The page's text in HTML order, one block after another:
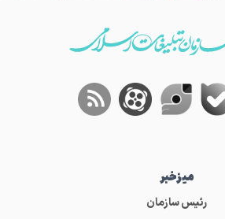
میز‌خبر
رئیس سازمان